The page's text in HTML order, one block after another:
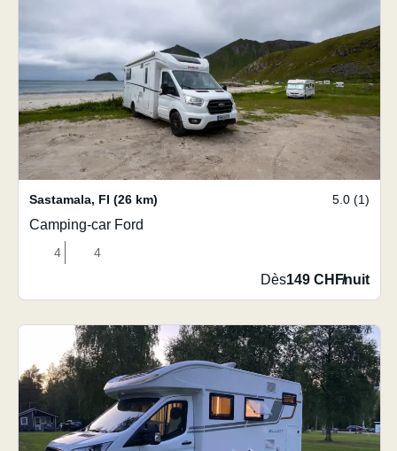
Sastamala, FI (26 km) 5.0 (1)
Camping-car Ford
4 4
Dès149 CHF/nuit